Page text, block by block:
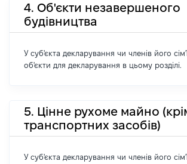
4. Об'єкти незавершеного
будівництва
У суб'єкта декларування чи членів його сім'ї
об'єкти для декларування в цьому розділі.
5. Цінне рухоме майно
транспортних засобів)
У суб'єкта декларування чи членів його сім'ї